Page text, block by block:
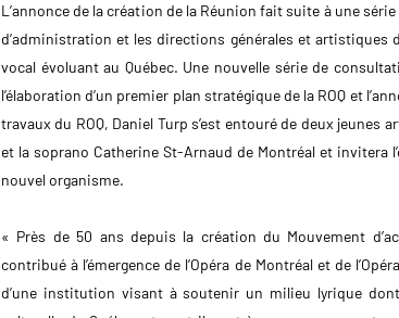
L’annonce de la création de la Réunion fait suite à une
d’administration et les directions générales et artistiques
vocal évoluant au Québec. Une nouvelle série de
l’élaboration d’un premier plan stratégique de la ROQ et
travaux du ROQ, Daniel Turp s’est entouré de deux jeunes
et la soprano Catherine St-Arnaud de Montréal et invitera
nouvel organisme.
« Près de 50 ans depuis la création du Mouvement
contribué à l’émergence de l’Opéra de Montréal et de
d’une institution visant à soutenir un milieu lyrique